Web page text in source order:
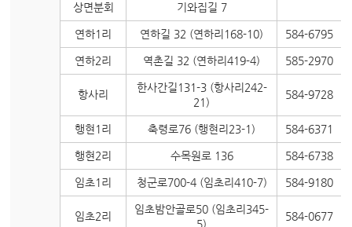
상면분회 기와집길 7
연하1리 연하길 32 (연하리168-10) 584-6795
연하2리 역촌길 32 (연하리419-4) 585-2970
항사리
한사간길131-3 (항사리242-
21)
584-9728
행현1리 축령로76 (행현리23-1) 584-6371
행현2리 수목원로 136 584-6738
임초1리 청군로700-4 (임초리410-7) 584-9180
임초2리
임초밤안골로50 (임초리345-
5)
584-0677